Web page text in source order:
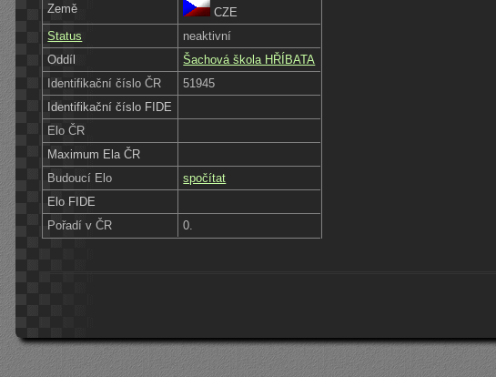
Země
CZE
Status
neaktivní
Oddíl
Šachová škola HŘÍBATA
Identifikační číslo ČR
51945
Identifikační číslo FIDE
Elo ČR
Maximum Ela ČR
Budoucí Elo
spočítat
Elo FIDE
Pořadí v ČR
0.